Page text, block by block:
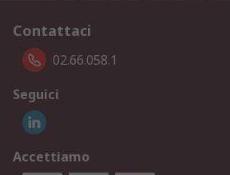
Contattaci
02.66.058.1
Seguici
Accettiamo